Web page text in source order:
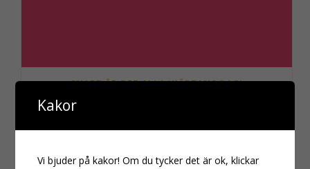
SNART ÄR DET ALLA HJÄRTANS DAG!
Kakor
Vi bjuder på kakor! Om du tycker det är ok, klickar